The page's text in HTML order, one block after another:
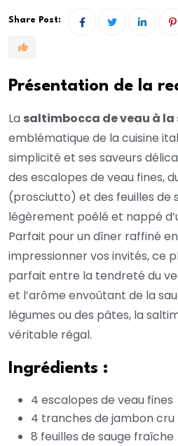
Share Post:
Présentation de la
La saltimbocca de veau à la
emblématique de la cuisine
simplicité et ses saveurs
des escalopes de veau fines,
(prosciutto) et des feuilles de
légèrement poêlé et nappé
Parfait pour un dîner raffiné
impressionner vos invités, ce
parfait entre la tendreté du
et l’arôme envoûtant de la
légumes ou des pâtes, la
véritable régal.
Ingrédients :
4 escalopes de veau fines
4 tranches de jambon
8 feuilles de sauge fraîche